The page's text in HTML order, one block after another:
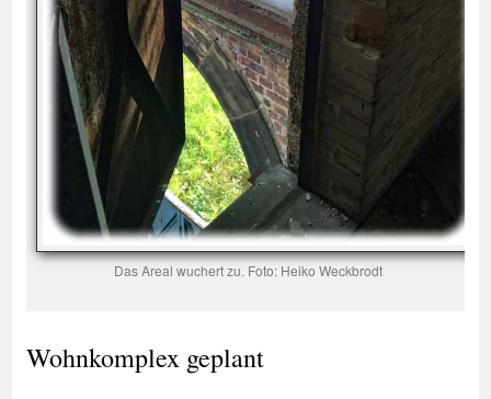
Das Areal wuchert zu. Foto: Heiko Weckbrodt
Wohnkomplex geplant